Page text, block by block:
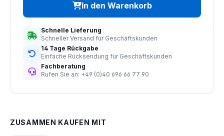
In den Warenkorb
Schnelle Lieferung
Schneller Versand für Geschäftskunden
14 Tage Rückgabe
Einfache Rücksendung für Geschäftskunden
Fachberatung
Rufen Sie an: +49 (0)40 696 66 77 90
ZUSAMMEN KAUFEN MIT